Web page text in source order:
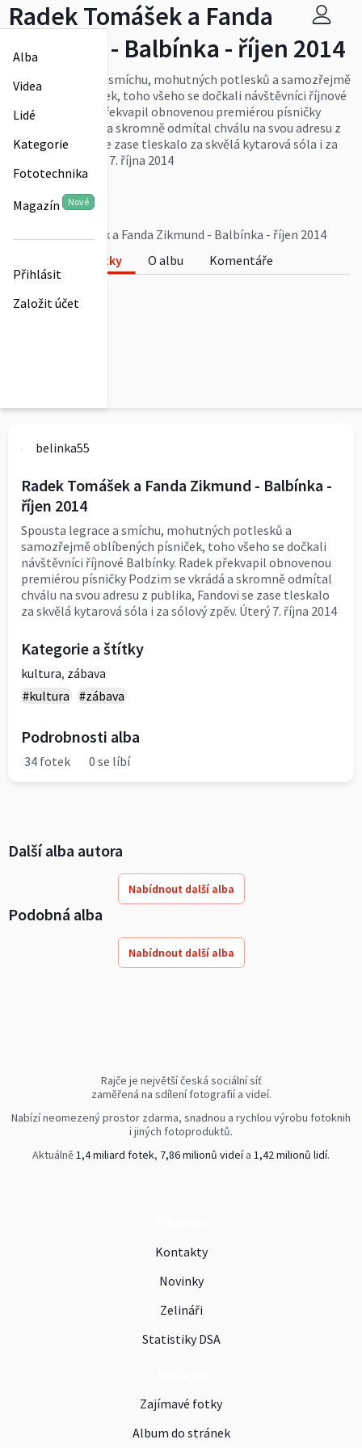
Alba
Videa
Lidé
Kategorie
Fototechnika
Magazín Nové
Přihlásit
Založit účet
Radek Tomášek a Fanda
Zikmund - Balbínka - říjen 2014
Spousta legrace a smíchu, mohutných potlesků a samozřejmě
oblíbených písniček, toho všeho se dočkali návštěvníci říjnové
Balbínky. Radek překvapil obnovenou premiérou písničky
Podzim se vkrádá a skromně odmítal chválu na svou adresu z
publika, Fandovi se zase tleskalo za skvělá kytarová sóla i za
sólový zpěv. Úterý 7. října 2014
Více
belinka55
0
Radek Tomášek a Fanda Zikmund - Balbínka - říjen 2014
Fotky
O albu
Komentáře
belinka55
Radek Tomášek a Fanda Zikmund - Balbínka -
říjen 2014
Spousta legrace a smíchu, mohutných potlesků a
samozřejmě oblíbených písniček, toho všeho se dočkali
návštěvníci říjnové Balbínky. Radek překvapil obnovenou
premiérou písničky Podzim se vkrádá a skromně odmítal
chválu na svou adresu z publika, Fandovi se zase tleskalo
za skvělá kytarová sóla i za sólový zpěv. Úterý 7. října 2014
Kategorie a štítky
kultura, zábava
#kultura
#zábava
Podrobnosti alba
34 fotek 0 se líbí
Další alba autora
Nabídnout další alba
Podobná alba
Nabídnout další alba
Rajče je největší česká sociální síť
zaměřená na sdílení fotografií a videí.
Nabízí neomezený prostor zdarma, snadnou a rychlou výrobu fotoknih
i jiných fotoproduktů.
Aktuálně1,4 miliard fotek, 7,86 milionů videía 1,42 milionů lidí.
Kontakty
Novinky
Zelináři
Statistiky DSA
Zajímavé fotky
Album do stránek